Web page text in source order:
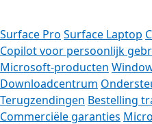
Surface Pro Surface Laptop
Copilot voor persoonlijk
Microsoft-producten
Downloadcentrum
Terugzendingen Bestelling
Commerciële garanties